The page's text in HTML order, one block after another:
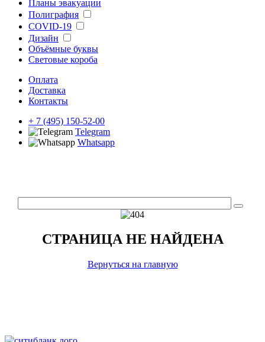
Планы эвакуации
Полиграфия
COVID-19
Дизайн
Объёмные буквы
Световые короба
Оплата
Доставка
Контакты
+ 7 (495) 150-52-00
Telegram
Whatsapp
СТРАНИЦА НЕ НАЙДЕНА
Вернуться на главную